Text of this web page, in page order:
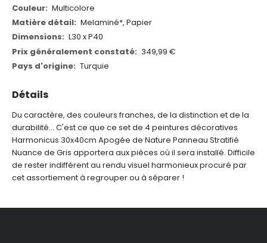
Détails
Du caractère, des couleurs franches, de la distinction et de la
durabilité... C'est ce que ce set de 4 peintures décoratives
Harmonicus 30x40cm Apogée de Nature Panneau Stratifié
Nuance de Gris apportera aux pièces où il sera installé. Difficile
de rester indifférent au rendu visuel harmonieux procuré par
cet assortiement à regrouper ou à séparer !
Multicolore
Melaminé*, Papier
L30 x P40
349,99 €
Turquie